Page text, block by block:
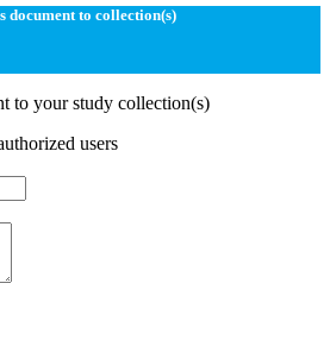
document to collection(s)
to your study collection(s)
users